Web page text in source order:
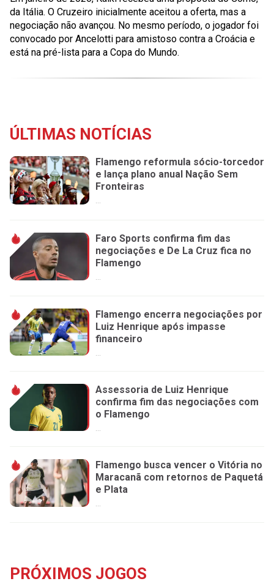
da Itália. O Cruzeiro inicialmente aceitou a oferta, mas a
negociação não avançou. No mesmo período, o jogador foi
convocado por Ancelotti para amistoso contra a Croácia e
está na pré-lista para a Copa do Mundo.
ÚLTIMAS NOTÍCIAS
Flamengo reformula sócio-torcedor
e lança plano anual Nação Sem
Fronteiras
...
Faro Sports confirma fim das
negociações e De La Cruz fica no
Flamengo
...
Flamengo encerra negociações por
Luiz Henrique após impasse
financeiro
Assessoria de Luiz Henrique
confirma fim das negociações com
o Flamengo
...
Flamengo busca vencer o Vitória no
Maracanã com retornos de Paquetá
e Plata
...
PRÓXIMOS JOGOS